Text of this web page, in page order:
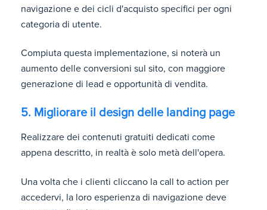
navigazione e dei cicli d'acquisto specifici per ogni
categoria di utente.
Compiuta questa implementazione, si noterà un
aumento delle conversioni sul sito, con maggiore
generazione di lead e opportunità di vendita.
5. Migliorare il design delle landing page
Realizzare dei contenuti gratuiti dedicati come
appena descritto, in realtà è solo metà dell'opera.
Una volta che i clienti cliccano la call to action per
accedervi, la loro esperienza di navigazione deve